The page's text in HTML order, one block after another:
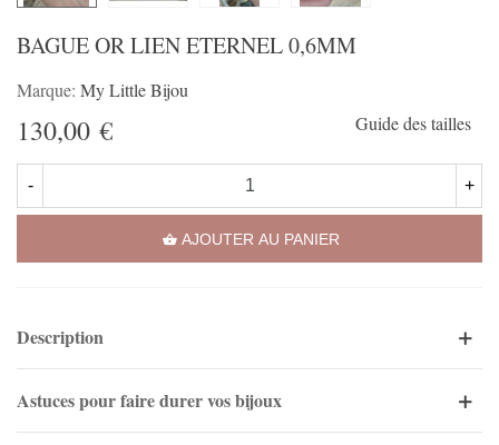
BAGUE OR LIEN ETERNEL 0,6MM
Marque: My Little Bijou
130,00 € Guide des tailles
- +
AJOUTER AU PANIER
Description
Astuces pour faire durer vos bijoux